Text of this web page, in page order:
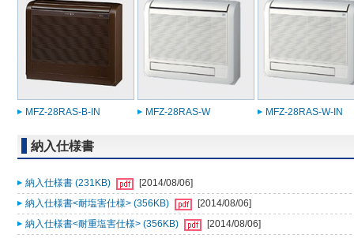
MFZ-28RAS-B-IN MFZ-28RAS-W MFZ-28RAS-W-IN
納入仕様書
納入仕様書 (231KB)
[2014/08/06]
納入仕様書<耐塩害仕様> (356KB)
[2014/08/06]
納入仕様書<耐重塩害仕様> (356KB)
[2014/08/06]